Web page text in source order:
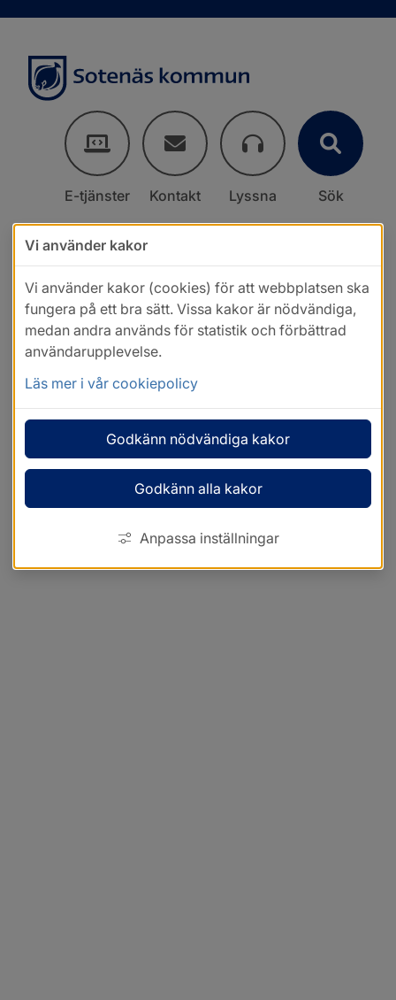
E-tjänster Kontakt Lyssna Sök
Vi använder kakor
Vi använder kakor (cookies) för att webbplatsen ska
fungera på ett bra sätt. Vissa kakor är nödvändiga,
medan andra används för statistik och förbättrad
användarupplevelse.
Läs mer i vår cookiepolicy
Godkänn nödvändiga kakor
Godkänn alla kakor
Anpassa inställningar